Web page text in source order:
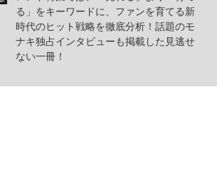
る」をキーワードに、ファンを育てる新
時代のヒット戦略を徹底分析！話題のモ
ナキ独占インタビューも掲載した見逃せ
ない一冊！